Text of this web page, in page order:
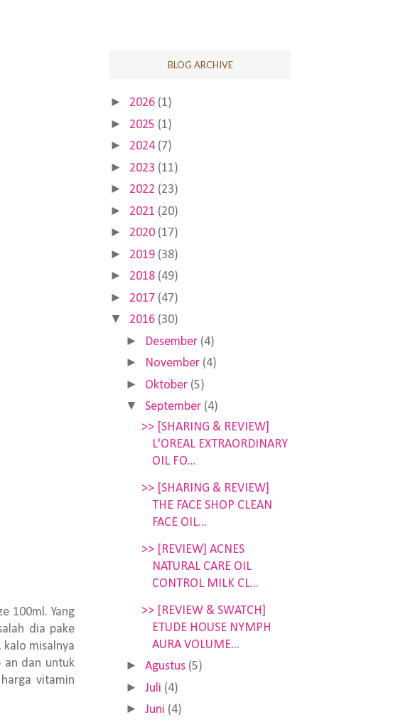
100ml. Yang
dia pake
kalo misalnya
an dan untuk
vitamin
BLOG ARCHIVE
► 2026 (1)
► 2025 (1)
► 2024 (7)
► 2023 (11)
► 2022 (23)
► 2021 (20)
► 2020 (17)
► 2019 (38)
► 2018 (49)
► 2017 (47)
▼ 2016 (30)
► Desember (4)
► November (4)
► Oktober (5)
▼ September (4)
>> [SHARING & REVIEW]
L'OREAL EXTRAORDINARY
OIL FO...
>> [SHARING & REVIEW]
THE FACE SHOP CLEAN
FACE OIL...
>> [REVIEW] ACNES
NATURAL CARE OIL
CONTROL MILK CL...
>> [REVIEW & SWATCH]
ETUDE HOUSE NYMPH
AURA VOLUME...
► Agustus (5)
► Juli (4)
► Juni (4)